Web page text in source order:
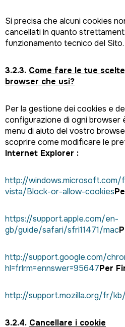
Si precisa che alcuni cookies
cancellati in quanto
funzionamento tecnico del Sito.
3.2.3. Come fare le tue
browser che usi?
Per la gestione dei cookies e
configurazione di ogni browser
menu di aiuto del vostro
scoprire come modificare le
Internet Explorer :
http://
vista/Block-or-allow-cookies
https://support.apple.com/en-
gb/guide/safari/sfri11471/mac
http://support.google.com/
hl=frlrm=ennswer=95647Per
http://support.mozilla.org/fr/
3.2.4. Cancellare i cookie